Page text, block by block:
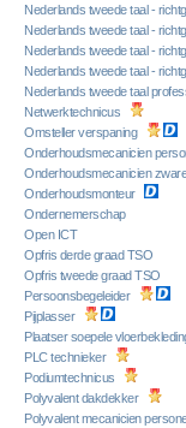
Nederlands tweede taal -
Nederlands tweede taal -
Nederlands tweede taal -
Nederlands tweede taal -
Nederlands tweede taal
Netwerktechnicus
Omsteller verspaning
Onderhoudsmecanicien
Onderhoudsmecanicien
Onderhoudsmonteur
Ondernemerschap
Open ICT
Opfris derde graad TSO
Opfris tweede graad TSO
Persoonsbegeleider
Pijplasser
Plaatser soepele
PLC technieker
Podiumtechnicus
Polyvalent dakdekker
Polyvalent mecanicien